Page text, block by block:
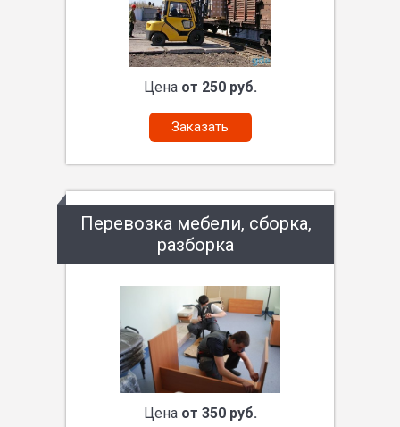
Цена от 250 руб.
Заказать
Перевозка мебели, сборка,
разборка
Цена от 350 руб.